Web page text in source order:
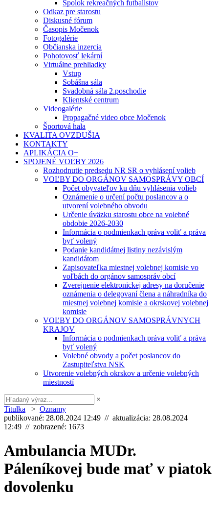
Spolok rekreačných futbalistov
Odkaz pre starostu
Diskusné fórum
Časopis Močenok
Fotogalérie
Občianska inzercia
Pohotovosť lekární
Virtuálne prehliadky
Vstup
Sobášna sála
Svadobná sála 2.poschodie
Klientské centrum
Videogalérie
Propagačné video obce Močenok
Športová hala
KVALITA OVZDUŠIA
KONTAKTY
APLIKÁCIA O+
SPOJENÉ VOĽBY 2026
Rozhodnutie predsedu NR SR o vyhlásení volieb
VOĽBY DO ORGÁNOV SAMOSPRÁVY OBCÍ
Počet obyvateľov ku dňu vyhlásenia volieb
Oznámenie o určení počtu poslancov a o
utvorení volebného obvodu
Určenie úväzku starostu obce na volebné
obdobie 2026-2030
Informácia o podmienkach práva voliť a práva
byť volený
Podanie kandidátnej listiny nezávislým
kandidátom
Zapisovateľka miestnej volebnej komisie vo
voľbách do orgánov samospráv obcí
Zverejnenie elektronickej adresy na doručenie
oznámenia o delegovaní člena a náhradníka do
miestnej volebnej komisie a okrskovej volebnej
komisie
VOĽBY DO ORGÁNOV SAMOSPRÁVNYCH
KRAJOV
Informácia o podmienkach práva voliť a práva
byť volený
Volebné obvody a počet poslancov do
Zastupiteľstva NSK
Utvorenie volebných okrskov a určenie volebných
miestností
×
Titulka > Oznamy
publikované: 28.08.2024 12:49 // aktualizácia: 28.08.2024
12:49 // zobrazené: 1673
Ambulancia MUDr.
Páleníkovej bude mať v piatok
dovolenku